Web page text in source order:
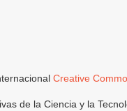
Creative
de la Ciencia y la